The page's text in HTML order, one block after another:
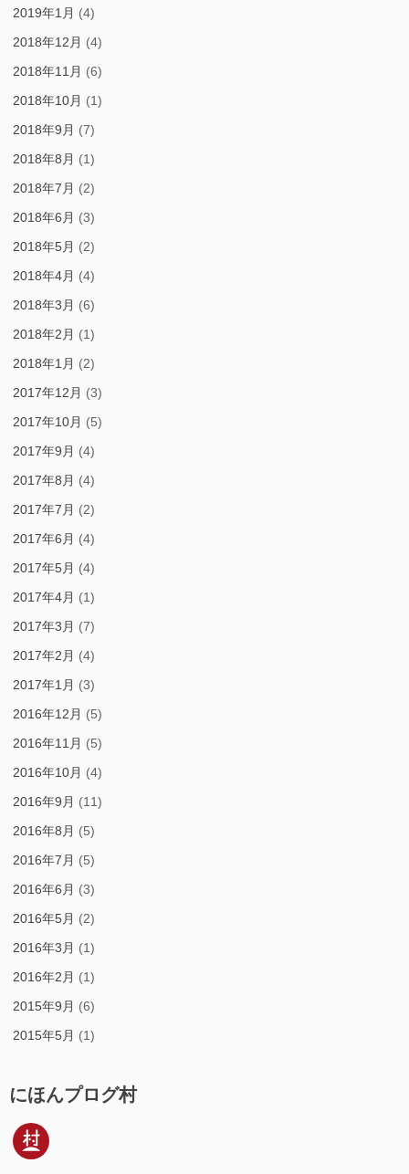
2019年1月 (4)
2018年12月 (4)
2018年11月 (6)
2018年10月 (1)
2018年9月 (7)
2018年8月 (1)
2018年7月 (2)
2018年6月 (3)
2018年5月 (2)
2018年4月 (4)
2018年3月 (6)
2018年2月 (1)
2018年1月 (2)
2017年12月 (3)
2017年10月 (5)
2017年9月 (4)
2017年8月 (4)
2017年7月 (2)
2017年6月 (4)
2017年5月 (4)
2017年4月 (1)
2017年3月 (7)
2017年2月 (4)
2017年1月 (3)
2016年12月 (5)
2016年11月 (5)
2016年10月 (4)
2016年9月 (11)
2016年8月 (5)
2016年7月 (5)
2016年6月 (3)
2016年5月 (2)
2016年3月 (1)
2016年2月 (1)
2015年9月 (6)
2015年5月 (1)
にほんプログ村